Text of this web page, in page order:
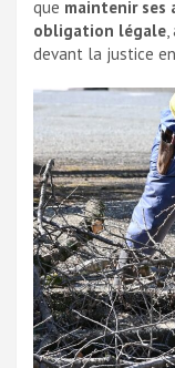
que maintenir ses
obligation légale,
devant la justice